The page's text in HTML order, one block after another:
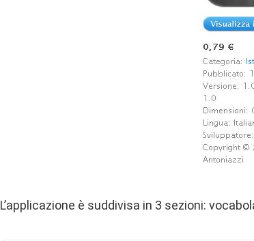
L’applicazione è suddivisa in 3 sezioni: